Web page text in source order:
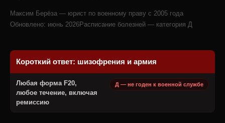
Максим Берёза — юрист по военному праву с 2005 года
Обновлено: июнь 2026Расписание болезней — категория Д
Короткий ответ: шизофрения и армия
Любая форма F20,
любое течение, включая
ремиссию
Д — не годен к военной службе